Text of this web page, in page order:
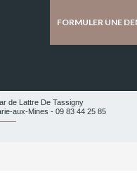
FORMULER UNE
de Lattre De Tassigny
aux-Mines - 09 83 44 25 85